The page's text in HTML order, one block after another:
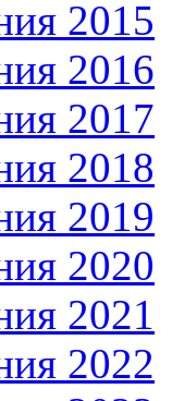
2015
2016
2017
2018
2019
2020
2021
2022